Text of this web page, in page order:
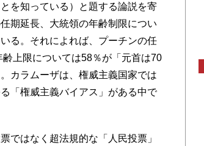
を知っている）と題する論説を寄
期延長、大統領の年齢制限につい
る。それによれば、プーチンの任
上限については58％が「元首は70
カラムーザは、権威主義国家では
「権威主義バイアス」がある中で
ではなく超法規的な「人民投票」